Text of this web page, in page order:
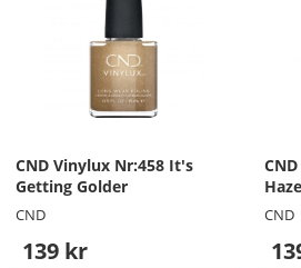
CND Vinylux Nr:458 It's
Getting Golder
CND
139 kr
Haze
CND